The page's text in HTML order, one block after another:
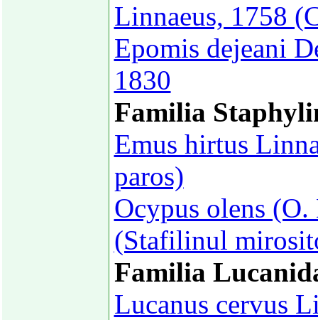
Linnaeus, 1758
Epomis dejeani
1830
Familia
Emus hirtus
paros)
Ocypus olens
(Stafilinul
Familia
Lucanus cervus